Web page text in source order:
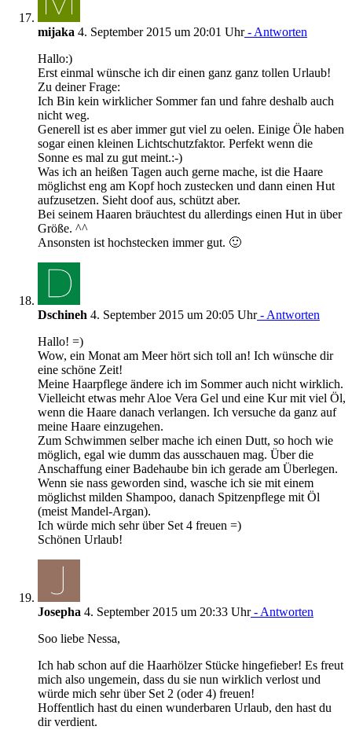
mijaka 4. September 2015 um 20:01 Uhr- Antworten
Hallo:)
Erst einmal wünsche ich dir einen ganz ganz tollen Urlaub!
Zu deiner Frage:
Ich Bin kein wirklicher Sommer fan und fahre deshalb auch
nicht weg.
Generell ist es aber immer gut viel zu oelen. Einige Öle haben
sogar einen kleinen Lichtschutzfaktor. Perfekt wenn die
Sonne es mal zu gut meint.:-)
Was ich an heißen Tagen auch gerne mache, ist die Haare
möglichst eng am Kopf hoch zustecken und dann einen Hut
aufzusetzen. Sieht doof aus, schützt aber.
Bei seinem Haaren bräuchtest du allerdings einen Hut in über
Größe. ^^
Ansonsten ist hochstecken immer gut. 🙂
Dschineh 4. September 2015 um 20:05 Uhr- Antworten
Hallo! =)
Wow, ein Monat am Meer hört sich toll an! Ich wünsche dir
eine schöne Zeit!
Meine Haarpflege ändere ich im Sommer auch nicht wirklich.
Vielleicht etwas mehr Aloe Vera Gel und eine Kur mit viel Öl,
wenn die Haare danach verlangen. Ich versuche da ganz auf
meine Haare einzugehen.
Zum Schwimmen selber mache ich einen Dutt, so hoch wie
möglich, egal wie dumm das ausschauen mag. Über die
Anschaffung einer Badehaube bin ich gerade am Überlegen.
Wenn sie nass geworden sind, wasche ich sie mit einem
möglichst milden Shampoo, danach Spitzenpflege mit Öl
(meist Mandel-Argan).
Ich würde mich sehr über Set 4 freuen =)
Schönen Urlaub!
Josepha 4. September 2015 um 20:33 Uhr- Antworten
Soo liebe Nessa,
Ich hab schon auf die Haarhölzer Stücke hingefieber! Es freut
mich also ungemein, dass du sie nun wirklich verlost und
würde mich sehr über Set 2 (oder 4) freuen!
Hoffentlich hast du einen wunderbaren Urlaub, den hast du
dir verdient.